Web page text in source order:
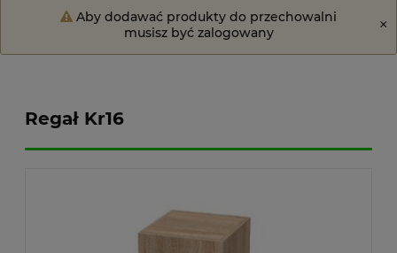
Aby dodawać produkty do przechowalni
musisz być zalogowany
Regał Kr16